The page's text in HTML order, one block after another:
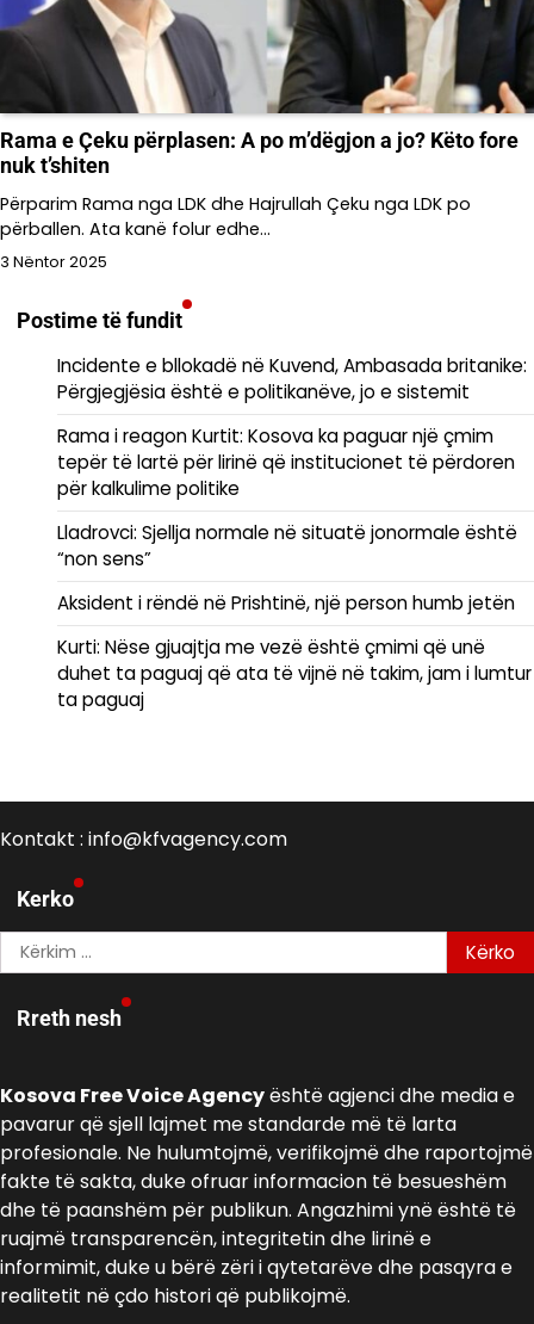
Rama e Çeku përplasen: A po m’dëgjon a jo? Këto fore
nuk t’shiten
Përparim Rama nga LDK dhe Hajrullah Çeku nga LDK po
përballen. Ata kanë folur edhe…
3 Nëntor 2025
Postime të fundit
Incidente e bllokadë në Kuvend, Ambasada britanike:
Përgjegjësia është e politikanëve, jo e sistemit
Rama i reagon Kurtit: Kosova ka paguar një çmim
tepër të lartë për lirinë që institucionet të përdoren
për kalkulime politike
Lladrovci: Sjellja normale në situatë jonormale është
“non sens”
Aksident i rëndë në Prishtinë, një person humb jetën
Kurti: Nëse gjuajtja me vezë është çmimi që unë
duhet ta paguaj që ata të vijnë në takim, jam i lumtur
ta paguaj
Kontakt : info@kfvagency.com
Kerko
Kërko
për:
Rreth nesh
Kosova Free Voice Agencyështë agjenci dhe media e
pavarur që sjell lajmet me standarde më të larta
profesionale. Ne hulumtojmë, verifikojmë dhe raportojmë
fakte të sakta, duke ofruar informacion të besueshëm
dhe të paanshëm për publikun. Angazhimi ynë është të
ruajmë transparencën, integritetin dhe lirinë e
informimit, duke u bërë zëri i qytetarëve dhe pasqyra e
realitetit në çdo histori që publikojmë.